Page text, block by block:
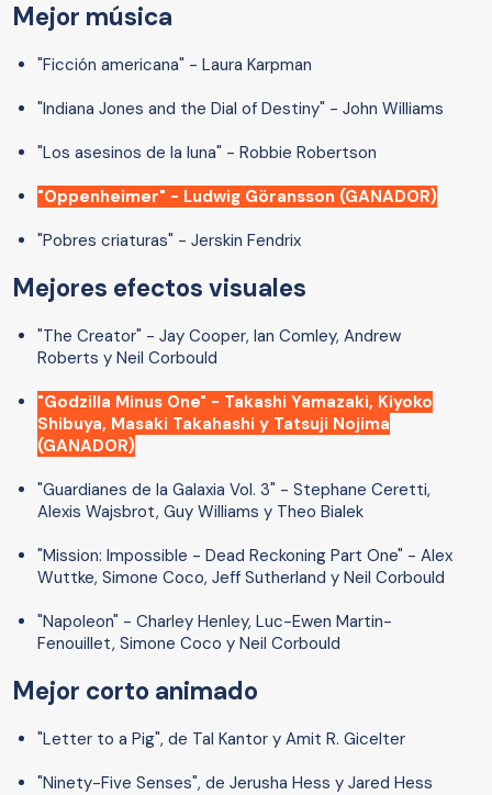
Mejor música
"Ficción americana" - Laura Karpman
"Indiana Jones and the Dial of Destiny" - John Williams
"Los asesinos de la luna" - Robbie Robertson
"Oppenheimer" - Ludwig Göransson (GANADOR)
"Pobres criaturas" - Jerskin Fendrix
Mejores efectos visuales
"The Creator" - Jay Cooper, Ian Comley, Andrew
Roberts y Neil Corbould
"Godzilla Minus One" - Takashi Yamazaki, Kiyoko
Shibuya, Masaki Takahashi y Tatsuji Nojima
(GANADOR)
"Guardianes de la Galaxia Vol. 3" - Stephane Ceretti,
Alexis Wajsbrot, Guy Williams y Theo Bialek
"Mission: Impossible - Dead Reckoning Part One" - Alex
Wuttke, Simone Coco, Jeff Sutherland y Neil Corbould
"Napoleon" - Charley Henley, Luc-Ewen Martin-
Fenouillet, Simone Coco y Neil Corbould
Mejor corto animado
"Letter to a Pig", de Tal Kantor y Amit R. Gicelter
"Ninety-Five Senses", de Jerusha Hess y Jared Hess